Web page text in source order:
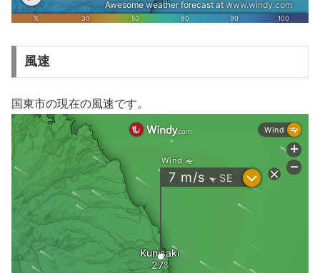
風速
国東市の現在の風速です。